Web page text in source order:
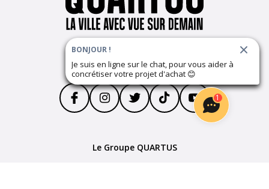
Suivez notre actualité
Le Groupe QUARTUS
1
BONJOUR !
Je suis en ligne sur le chat, pour vous aider à
concrétiser votre projet d'achat 😊